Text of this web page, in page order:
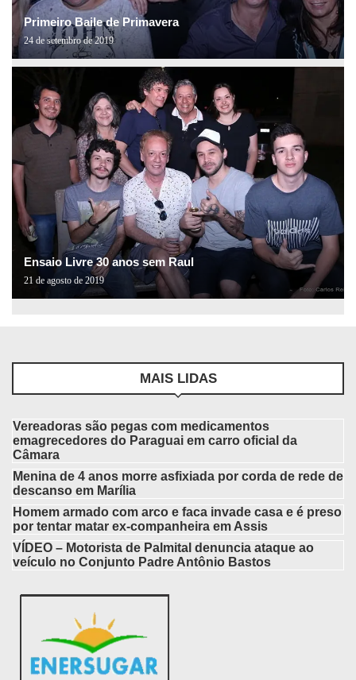
Primeiro Baile de Primavera
24 de setembro de 2019
Ensaio Livre 30 anos sem Raul
21 de agosto de 2019
MAIS LIDAS
Vereadoras são pegas com medicamentos
emagrecedores do Paraguai em carro oficial da
Câmara
Menina de 4 anos morre asfixiada por corda de rede de
descanso em Marília
Homem armado com arco e faca invade casa e é preso
por tentar matar ex-companheira em Assis
VÍDEO – Motorista de Palmital denuncia ataque ao
veículo no Conjunto Padre Antônio Bastos